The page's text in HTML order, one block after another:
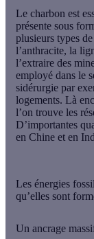
Le charbon est
présente sous
plusieurs types
l’anthracite, la
l’extraire des
employé dans le
sidérurgie par
logements. Là
l’on trouve les
D’importantes
en Chine et en
Les énergies
qu’elles sont
Un ancrage